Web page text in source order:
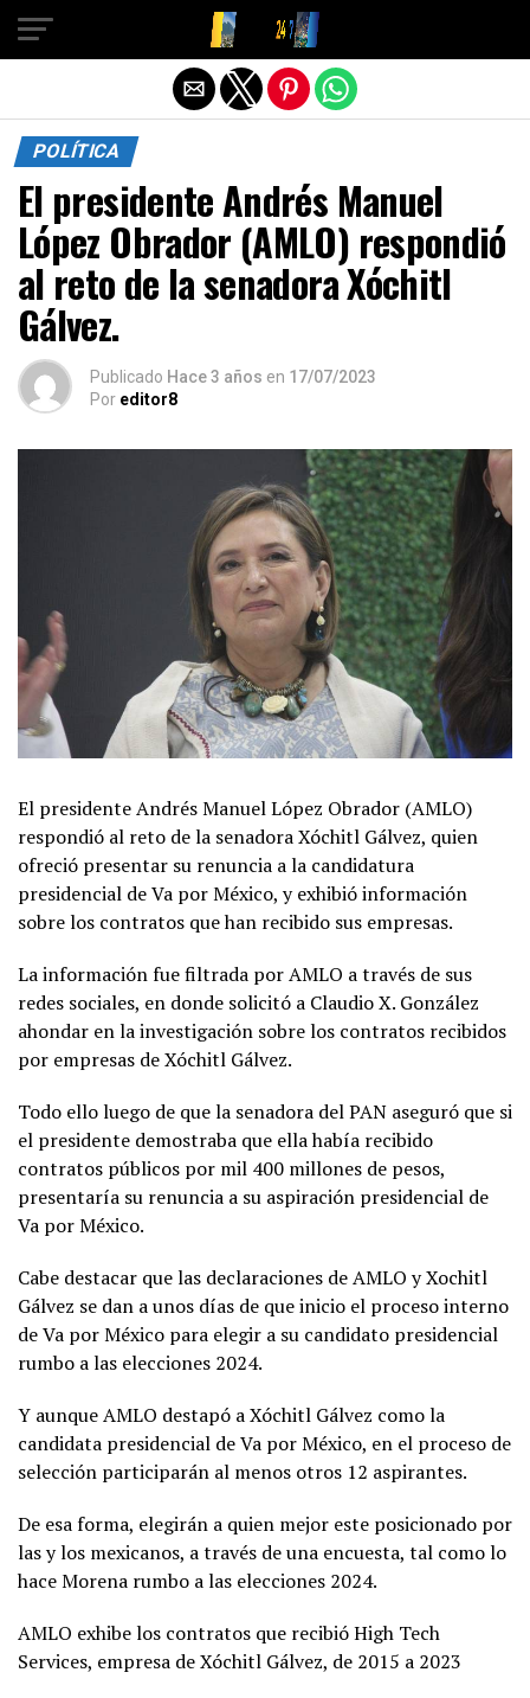
POLÍTICA
El presidente Andrés Manuel
López Obrador (AMLO) respondió
al reto de la senadora Xóchitl
Gálvez.
Publicado Hace 3 años en 17/07/2023
Por editor8
El presidente Andrés Manuel López Obrador (AMLO)
respondió al reto de la senadora Xóchitl Gálvez, quien
ofreció presentar su renuncia a la candidatura
presidencial de Va por México, y exhibió información
sobre los contratos que han recibido sus empresas.
La información fue filtrada por AMLO a través de sus
redes sociales, en donde solicitó a Claudio X. González
ahondar en la investigación sobre los contratos recibidos
por empresas de Xóchitl Gálvez.
Todo ello luego de que la senadora del PAN aseguró que si
el presidente demostraba que ella había recibido
contratos públicos por mil 400 millones de pesos,
presentaría su renuncia a su aspiración presidencial de
Va por México.
Cabe destacar que las declaraciones de AMLO y Xochitl
Gálvez se dan a unos días de que inicio el proceso interno
de Va por México para elegir a su candidato presidencial
rumbo a las elecciones 2024.
Y aunque AMLO destapó a Xóchitl Gálvez como la
candidata presidencial de Va por México, en el proceso de
selección participarán al menos otros 12 aspirantes.
De esa forma, elegirán a quien mejor este posicionado por
las y los mexicanos, a través de una encuesta, tal como lo
hace Morena rumbo a las elecciones 2024.
AMLO exhibe los contratos que recibió High Tech
Services, empresa de Xóchitl Gálvez, de 2015 a 2023
Salir de la versión móvil